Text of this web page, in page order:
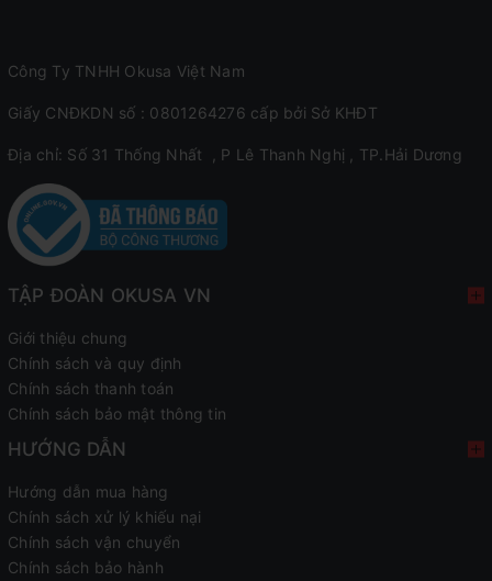
Công Ty TNHH Okusa Việt Nam
Giấy CNĐKDN số : 0801264276 cấp bởi Sở KHĐT
Địa chỉ: Số 31 Thống Nhất , P Lê Thanh Nghị , TP.Hải Dương
TẬP ĐOÀN OKUSA VN
Giới thiệu chung
Chính sách và quy định
Chính sách thanh toán
Chính sách bảo mật thông tin
HƯỚNG DẪN
Hướng dẫn mua hàng
Chính sách xử lý khiếu nại
Chính sách vận chuyển
Chính sách bảo hành